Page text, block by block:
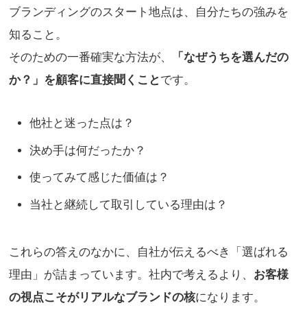
ブランディングのスタート地点は、自分たちの強みを
知ること。
そのための一番確実な方法が、
「なぜうちを選んだの
か？」を顧客に直接聞くこと です。
他社と迷った点は？
決め手は何だったか？
使ってみて感じた価値は？
当社と継続して取引している理由は？
これらの答えのなかに、自社が伝えるべき「選ばれる
理由」が詰まっています。社内で考えるより、 お客様
の視点こそがリアルなブランドの核になります。